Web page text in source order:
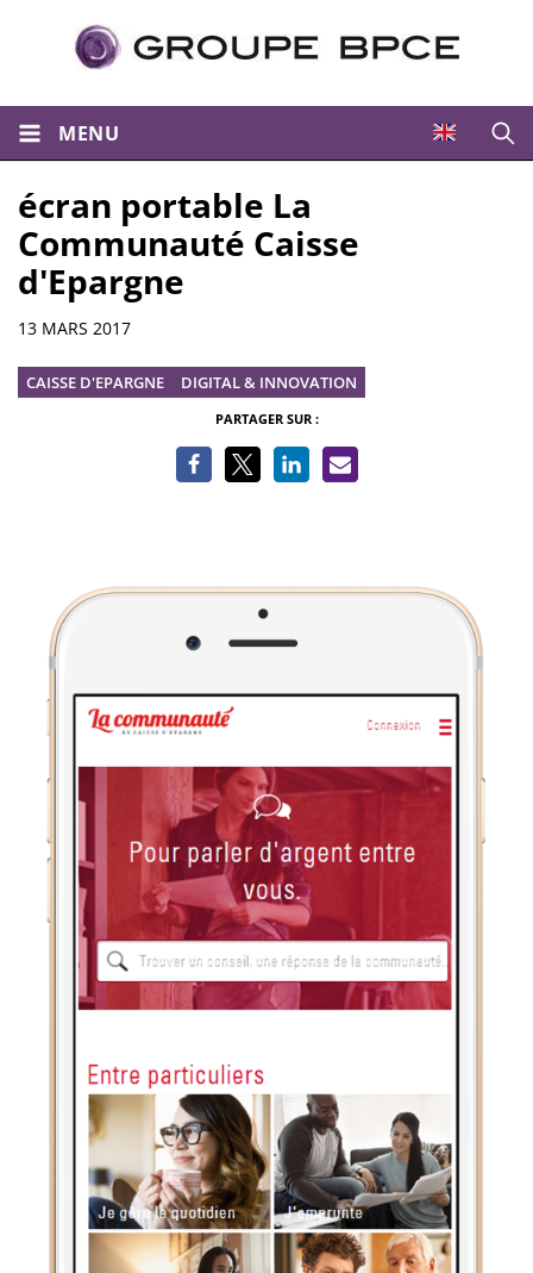
MENU
écran portable La
Communauté Caisse
d'Epargne
Informations
13 MARS 2017
CAISSE D'EPARGNE DIGITAL & INNOVATION
PARTAGER SUR :